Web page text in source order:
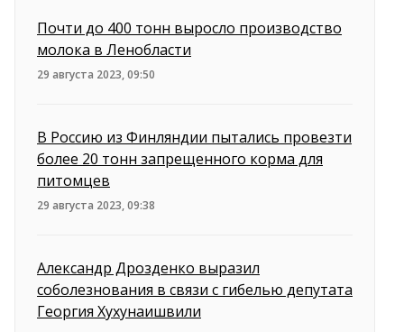
Почти до 400 тонн выросло производство
молока в Ленобласти
29 августа 2023, 09:50
В Россию из Финляндии пытались провезти
более 20 тонн запрещенного корма для
питомцев
29 августа 2023, 09:38
Александр Дрозденко выразил
соболезнования в связи с гибелью депутата
Георгия Хухунаишвили